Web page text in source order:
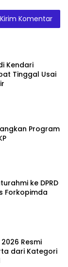
Kendari
Tinggal Usai
Program
ke DPRD
Forkopimda
Resmi
dari Kategori